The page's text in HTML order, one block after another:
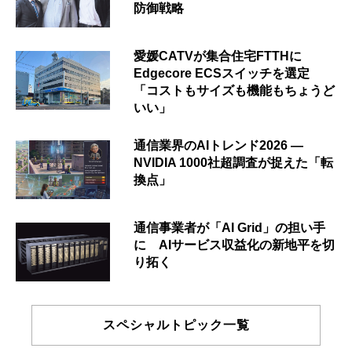
防御戦略
愛媛CATVが集合住宅FTTHに
Edgecore ECSスイッチを選定
「コストもサイズも機能もちょうど
いい」
通信業界のAIトレンド2026 ―
NVIDIA 1000社超調査が捉えた「転
換点」
通信事業者が「AI Grid」の担い手
に AIサービス収益化の新地平を切
り拓く
スペシャルトピック一覧